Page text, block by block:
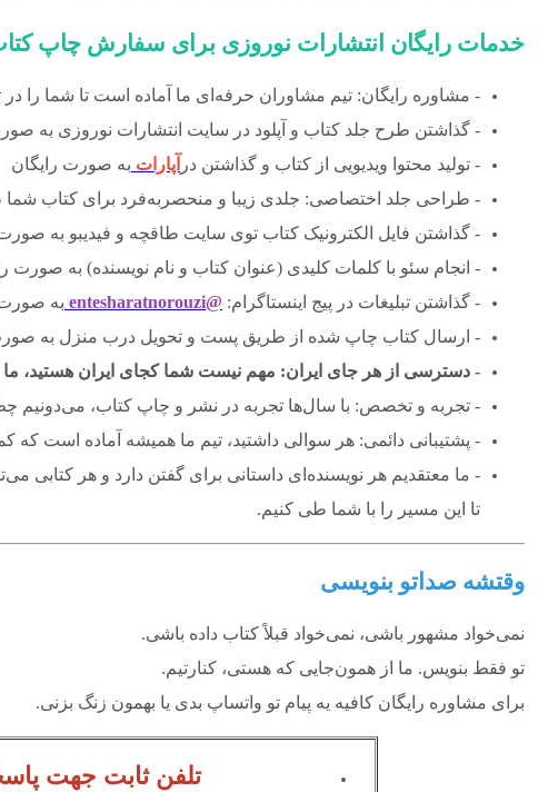
خدمات رایگان انتشارات نوروزی برای سفارش چاپ
- مشاوره رایگان: تیم مشاوران حرفه‌ای ما آماده است تا شما را در
- گذاشتن طرح جلد کتاب و آپلود در سایت انتشارات نوروزی به
- تولید محتوا ویدیویی از کتاب و گذاشتن در آپارات به صورت رایگان
- طراحی جلد اختصاصی: جلدی زیبا و منحصربه‌فرد برای کتاب
- گذاشتن فایل الکترونیک کتاب توی سایت طاقچه و فیدیبو به
- انجام سئو با کلمات کلیدی (عنوان کتاب و نام نویسنده) به صورت
- گذاشتن تبلیغات در پیج اینستاگرام: @entesharatnorouzi
به صورت
- ارسال کتاب چاپ شده از طریق پست و تحویل درب منزل به
- دسترسی از هر جای ایران: مهم نیست شما کجای ایران هستید،
- تجربه و تخصص: با سال‌ها تجربه در نشر و چاپ کتاب، می‌دونیم
- پشتیبانی دائمی: هر سوالی داشتید، تیم ما همیشه آماده است که
- ما معتقدیم هر نویسنده‌ای داستانی برای گفتن دارد و هر کتابی
تا این مسیر را با شما طی کنیم.
وقتشه صداتو بنویسی
نمی‌خواد مشهور باشی، نمی‌خواد قبلاً کتاب داده باشی.
تو فقط بنویس. ما از همون‌جایی که هستی، کنارتیم.
برای مشاوره رایگان کافیه یه پیام تو واتساپ بدی یا بهمون زنگ بزنی.
تلفن ثابت جهت